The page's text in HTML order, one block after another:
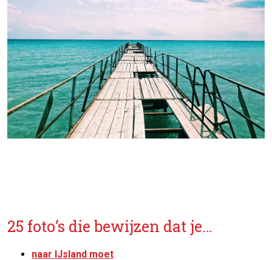
25 foto’s die bewijzen dat je…
naar IJsland moet